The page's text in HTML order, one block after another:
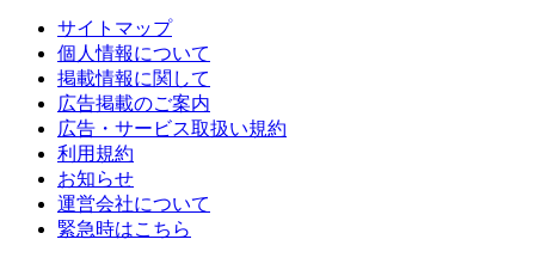
サイトマップ
個人情報について
掲載情報に関して
広告掲載のご案内
広告・サービス取扱い規約
利用規約
お知らせ
運営会社について
緊急時はこちら